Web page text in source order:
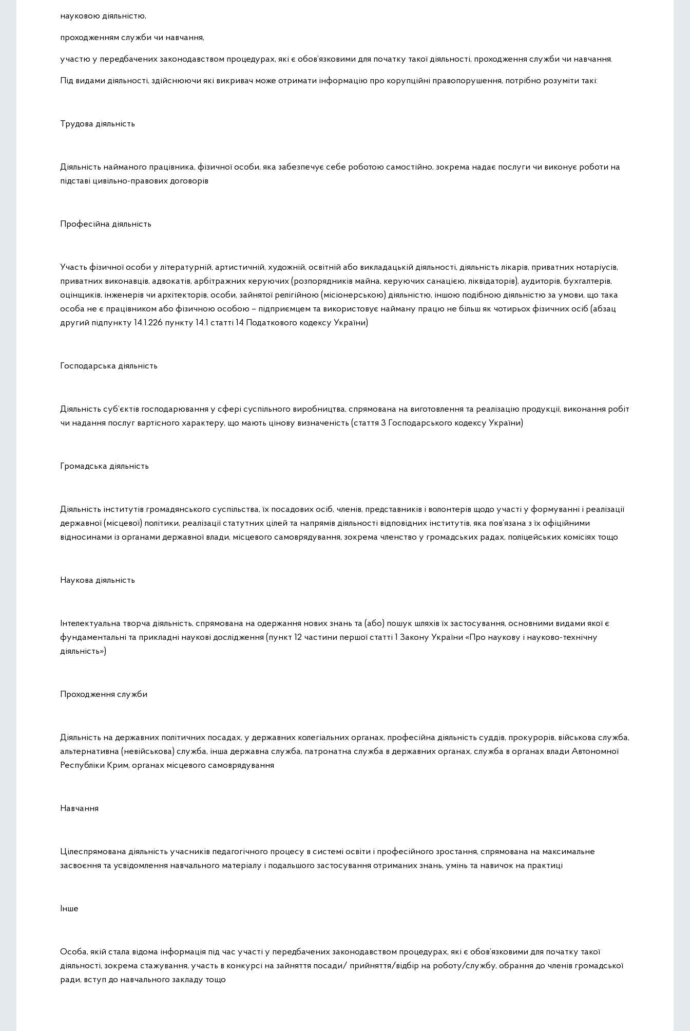
науковою діяльністю,
проходженням служби чи навчання,
участю у передбачених законодавством процедурах, які є обов’язковими для початку такої діяльності, проходження служби чи навчання.
Під видами діяльності, здійснюючи які викривач може отримати інформацію про корупційні правопорушення, потрібно розуміти такі:
Трудова діяльність
Діяльність найманого працівника, фізичної особи, яка забезпечує себе роботою самостійно, зокрема надає послуги чи виконує роботи на
підставі цивільно-правових договорів
Професійна діяльність
Участь фізичної особи у літературній, артистичній, художній, освітній або викладацькій діяльності, діяльність лікарів, приватних нотаріусів,
приватних виконавців, адвокатів, арбітражних керуючих (розпорядників майна, керуючих санацією, ліквідаторів), аудиторів, бухгалтерів,
оцінщиків, інженерів чи архітекторів, особи, зайнятої релігійною (місіонерською) діяльністю, іншою подібною діяльністю за умови, що така
особа не є працівником або фізичною особою – підприємцем та використовує найману працю не більш як чотирьох фізичних осіб (абзац
другий підпункту 14.1.226 пункту 14.1 статті 14 Податкового кодексу України)
Господарська діяльність
Діяльність суб’єктів господарювання у сфері суспільного виробництва, спрямована на виготовлення та реалізацію продукції, виконання робіт
чи надання послуг вартісного характеру, що мають цінову визначеність (стаття 3 Господарського кодексу України)
Громадська діяльність
Діяльність інститутів громадянського суспільства, їх посадових осіб, членів, представників і волонтерів щодо участі у формуванні і реалізації
державної (місцевої) політики, реалізації статутних цілей та напрямів діяльності відповідних інститутів, яка пов’язана з їх офіційними
відносинами із органами державної влади, місцевого самоврядування, зокрема членство у громадських радах, поліцейських комісіях тощо
Наукова діяльність
Інтелектуальна творча діяльність, спрямована на одержання нових знань та (або) пошук шляхів їх застосування, основними видами якої є
фундаментальні та прикладні наукові дослідження (пункт 12 частини першої статті 1 Закону України «Про наукову і науково-технічну
діяльність»)
Проходження служби
Діяльність на державних політичних посадах, у державних колегіальних органах, професійна діяльність суддів, прокурорів, військова служба,
альтернативна (невійськова) служба, інша державна служба, патронатна служба в державних органах, служба в органах влади Автономної
Республіки Крим, органах місцевого самоврядування
Навчання
Цілеспрямована діяльність учасників педагогічного процесу в системі освіти і професійного зростання, спрямована на максимальне
засвоєння та усвідомлення навчального матеріалу і подальшого застосування отриманих знань, умінь та навичок на практиці
Інше
Особа, якій стала відома інформація під час участі у передбачених законодавством процедурах, які є обов’язковими для початку такої
діяльності, зокрема стажування, участь в конкурсі на зайняття посади/ прийняття/відбір на роботу/службу, обрання до членів громадської
ради, вступ до навчального закладу тощо